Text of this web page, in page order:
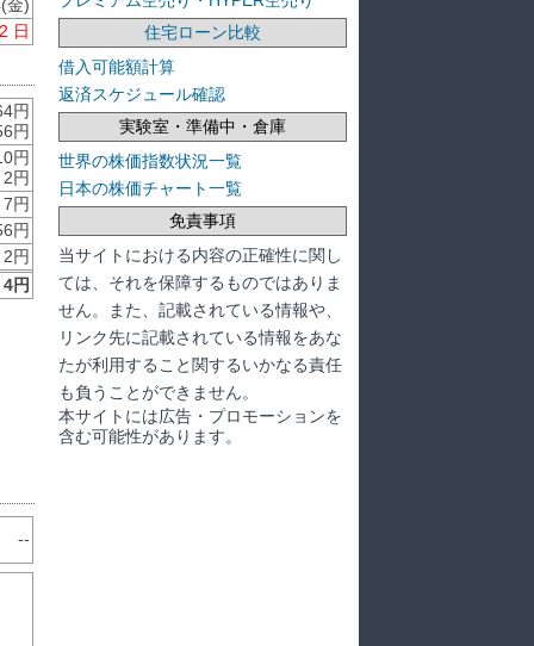
金)
2 日
円
円
円
2円
7円
円
2円
4円
--
住宅ローン比較
借入可能額計算
返済スケジュール確認
実験室・準備中・倉庫
世界の株価指数状況一覧
日本の株価チャート一覧
免責事項
当サイトにおける内容の正確性に関し
ては、それを保障するものではありま
せん。また、記載されている情報や、
リンク先に記載されている情報をあな
たが利用すること関するいかなる責任
も負うことができません。
本サイトには広告・プロモーションを
含む可能性があります。